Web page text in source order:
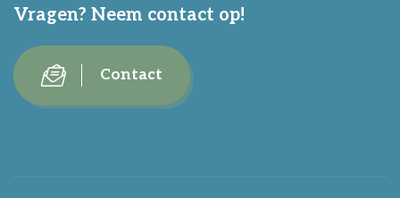
Vragen? Neem contact op!
Contact